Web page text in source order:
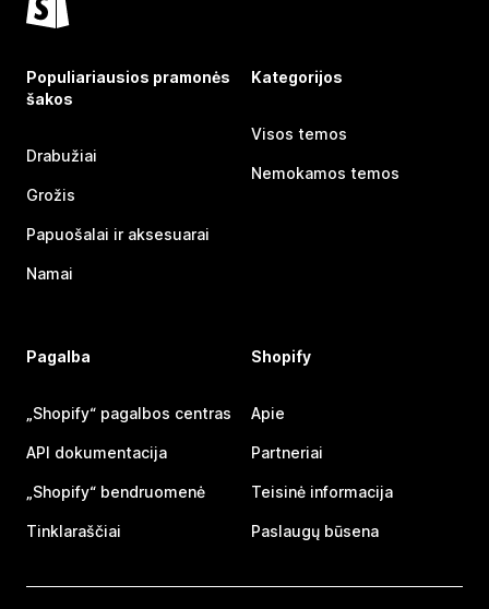
Populiariausios pramonės
šakos
Drabužiai
Grožis
Papuošalai ir aksesuarai
Namai
Kategorijos
Visos temos
Nemokamos temos
Pagalba
„Shopify“ pagalbos centras
API dokumentacija
„Shopify“ bendruomenė
Tinklaraščiai
Shopify
Apie
Partneriai
Teisinė informacija
Paslaugų būsena